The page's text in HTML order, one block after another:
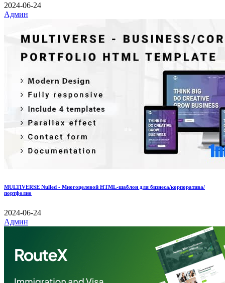
2024-06-24
Админ
MULTIVERSE Nulled - Многоцелевой HTML-шаблон для бизнеса/корпоратива/
портфолио
2024-06-24
Админ